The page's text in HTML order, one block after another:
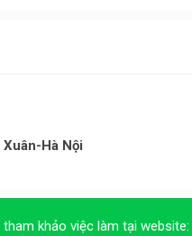
Hà Nội
khảo việc làm tại website: